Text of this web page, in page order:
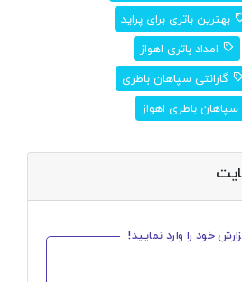
باتری برای پراید
امداد باتری اهواز
گارانتی سپاهان باطری
باطری اهواز
را وارد نمایید!